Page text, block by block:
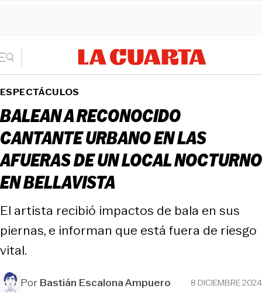
ESPECTÁCULOS
BALEAN A RECONOCIDO
CANTANTE URBANO EN LAS
AFUERAS DE UN LOCAL NOCTURNO
EN BELLAVISTA
El artista recibió impactos de bala en sus
piernas, e informan que está fuera de riesgo
vital.
PorBastián Escalona Ampuero 8 DICIEMBRE 2024